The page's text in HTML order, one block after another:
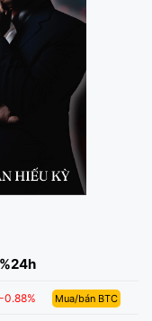
%24h
-0.88% Mua/bán BTC